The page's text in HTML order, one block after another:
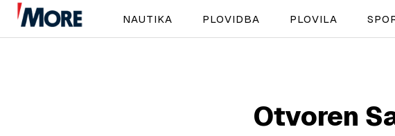
NAUTIKA PLOVIDBA PLOVILA
Otvoren